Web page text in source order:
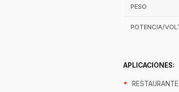
PESO
POTENCIA/
APLICACIONES: